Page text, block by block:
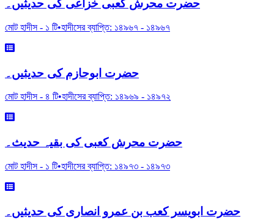
حضرت محرش کعبی خزاعی کی حدیثیں۔
মোট হাদীস - ১ টি•হাদীসের ব্যাপ্তি: ১৪৯৬৭ - ১৪৯৬৭
حضرت ابوحازم کی حدیثیں۔
মোট হাদীস - ৪ টি•হাদীসের ব্যাপ্তি: ১৪৯৬৯ - ১৪৯৭২
حضرت محرش کعبی کی بقیہ حدیث۔
মোট হাদীস - ১ টি•হাদীসের ব্যাপ্তি: ১৪৯৭৩ - ১৪৯৭৩
حضرت ابویسر کعب بن عمرو انصاری کی حدیثیں۔